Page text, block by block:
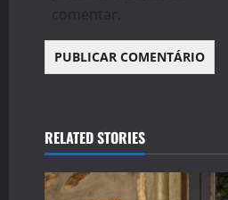
comentar.
RELATED STORIES